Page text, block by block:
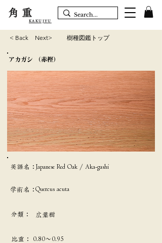
角重
KAKUJYU
< Back Next> 樹種図鑑トップ
アカガシ （赤樫）
英語名：Japanese Red Oak / Aka-gashi
学術名：Quercus acuta
分類： 広葉樹
​比重： 0.80～0.95